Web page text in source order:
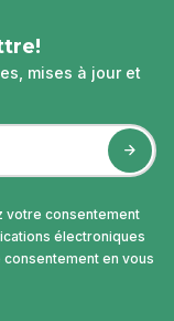
mises à jour et
votre consentement
électroniques
en vous